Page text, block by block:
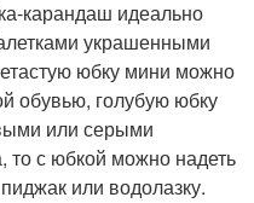
карандаш идеально
украшенными
юбку мини можно
обувью, голубую юбку
или серыми
то с юбкой можно надеть
или водолазку.